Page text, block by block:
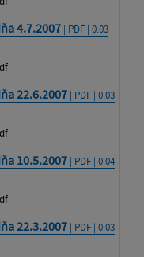
4.7.2007 | PDF | 0.03
22.6.2007 | PDF | 0.03
10.5.2007 | PDF | 0.04
22.3.2007 | PDF | 0.03